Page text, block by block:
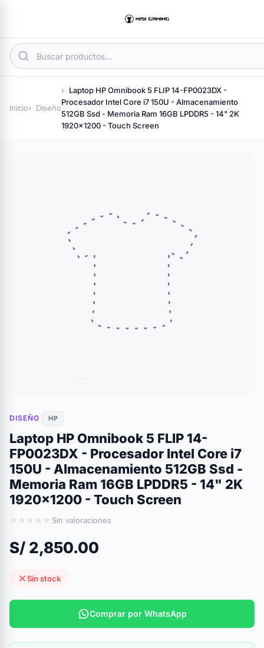
Inicio Diseño
Laptop HP Omnibook 5 FLIP 14-FP0023DX -
Procesador Intel Core i7 150U - Almacenamiento
512GB Ssd - Memoria Ram 16GB LPDDR5 - 14" 2K
1920x1200 - Touch Screen
DISEÑO HP
Laptop HP Omnibook 5 FLIP 14-
FP0023DX - Procesador Intel Core i7
150U - Almacenamiento 512GB Ssd -
Memoria Ram 16GB LPDDR5 - 14" 2K
1920x1200 - Touch Screen
Sin valoraciones
S/ 2,850.00
Sin stock
Comprar por WhatsApp